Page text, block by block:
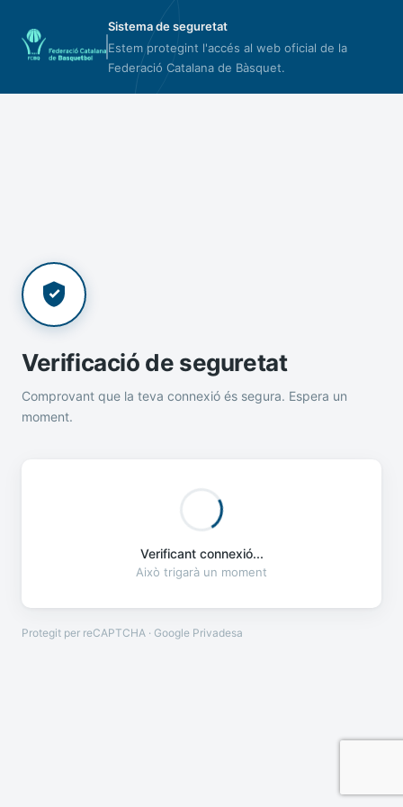
Sistema de seguretat
Estem protegint l'accés al web oficial de la
Federació Catalana de Bàsquet.
Verificació de seguretat
Comprovant que la teva connexió és segura. Espera un
moment.
Verificant connexió...
Això trigarà un moment
Protegit per reCAPTCHA · Google Privadesa